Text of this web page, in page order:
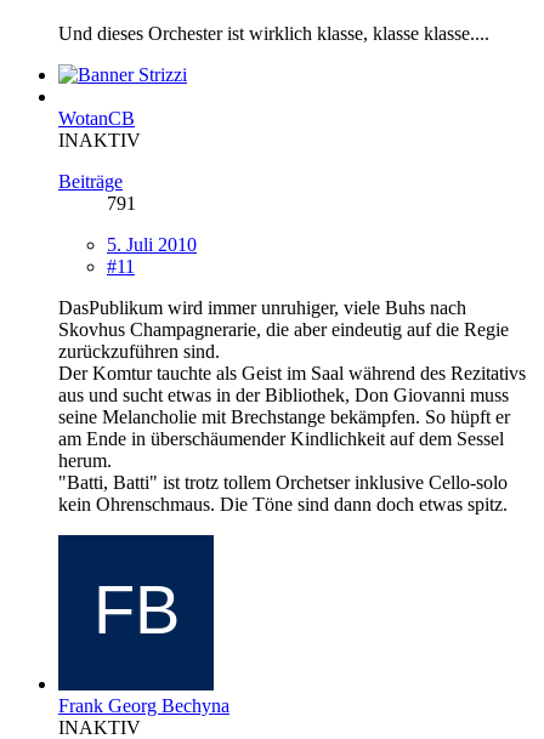
Und dieses Orchester ist wirklich klasse, klasse klasse....
WotanCB
INAKTIV
Beiträge
791
5. Juli 2010
#11
DasPublikum wird immer unruhiger, viele Buhs nach
Skovhus Champagnerarie, die aber eindeutig auf die Regie
zurückzuführen sind.
Der Komtur tauchte als Geist im Saal während des Rezitativs
aus und sucht etwas in der Bibliothek, Don Giovanni muss
seine Melancholie mit Brechstange bekämpfen. So hüpft er
am Ende in überschäumender Kindlichkeit auf dem Sessel
herum.
"Batti, Batti" ist trotz tollem Orchetser inklusive Cello-solo
kein Ohrenschmaus. Die Töne sind dann doch etwas spitz.
Frank Georg Bechyna
INAKTIV